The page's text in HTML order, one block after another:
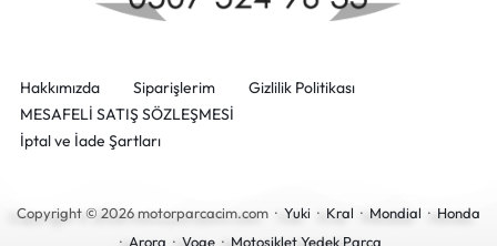
Hakkımızda Siparişlerim
Gizlilik Politikası
MESAFELİ SATIŞ SÖZLEŞMESİ
İptal ve İade Şartları
Copyright © 2026 motorparcacim.com · Yuki · Kral · Mondial · Honda
· Arora · Voge· Motosiklet Yedek Parça